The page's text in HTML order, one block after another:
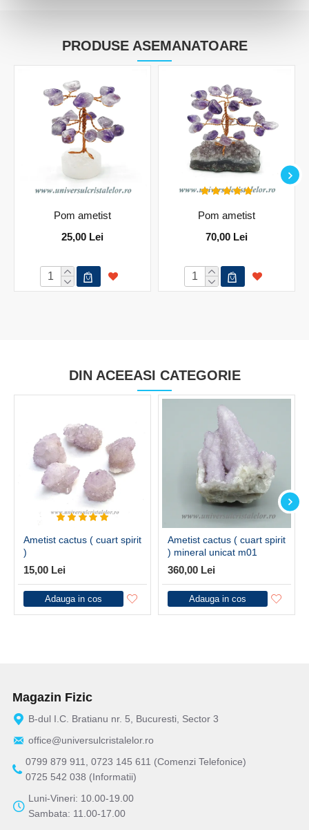
PRODUSE ASEMANATOARE
Pom ametist
25,00 Lei
Pom ametist
70,00 Lei
DIN ACEEASI CATEGORIE
Ametist cactus ( cuart spirit
)
15,00 Lei
Adauga in cos
Ametist cactus ( cuart spirit
) mineral unicat m01
360,00 Lei
Adauga in cos
Magazin Fizic
B-dul I.C. Bratianu nr. 5, Bucuresti, Sector 3
office@universulcristalelor.ro
0799 879 911, 0723 145 611 (Comenzi Telefonice)
0725 542 038 (Informatii)
Luni-Vineri: 10.00-19.00
Sambata: 11.00-17.00